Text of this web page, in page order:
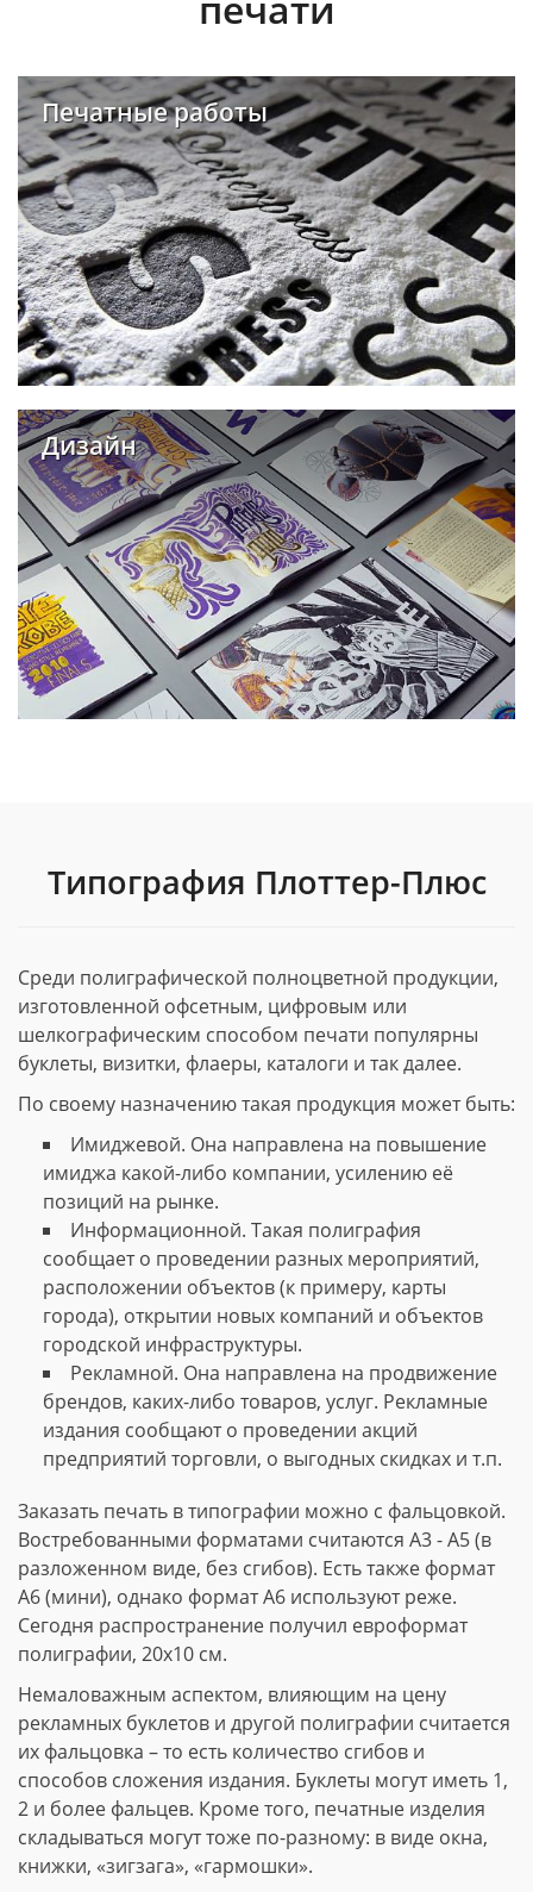
Печатные работы
Дизайн
Типография Плоттер-Плюс
Среди полиграфической полноцветной продукции,
изготовленной офсетным, цифровым или
шелкографическим способом печати популярны
буклеты, визитки, флаеры, каталоги и так далее.
По своему назначению такая продукция может быть:
Имиджевой. Она направлена на повышение
имиджа какой-либо компании, усилению её
позиций на рынке.
Информационной. Такая полиграфия
сообщает о проведении разных мероприятий,
расположении объектов (к примеру, карты
города), открытии новых компаний и объектов
городской инфраструктуры.
Рекламной. Она направлена на продвижение
брендов, каких-либо товаров, услуг. Рекламные
издания сообщают о проведении акций
предприятий торговли, о выгодных скидках и т.п.
Заказать печать в типографии можно с фальцовкой.
Востребованными форматами считаются А3 - А5 (в
разложенном виде, без сгибов). Есть также формат
А6 (мини), однако формат А6 используют реже.
Сегодня распространение получил евроформат
полиграфии, 20х10 см.
Немаловажным аспектом, влияющим на цену
рекламных буклетов и другой полиграфии считается
их фальцовка – то есть количество сгибов и
способов сложения издания. Буклеты могут иметь 1,
2 и более фальцев. Кроме того, печатные изделия
складываться могут тоже по-разному: в виде окна,
книжки, «зигзага», «гармошки».